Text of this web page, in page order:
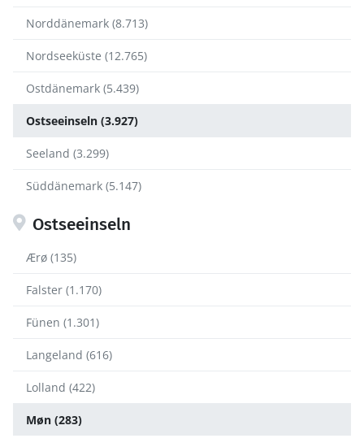
Norddänemark (8.713)
Nordseeküste (12.765)
Ostdänemark (5.439)
Ostseeinseln (3.927)
Seeland (3.299)
Süddänemark (5.147)
Ostseeinseln
Ærø (135)
Falster (1.170)
Fünen (1.301)
Langeland (616)
Lolland (422)
Møn (283)